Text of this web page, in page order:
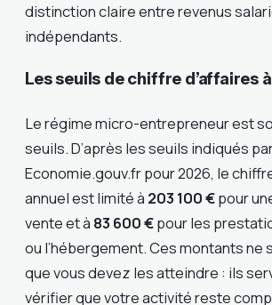
distinction claire entre revenus
indépendants.
Les seuils de chiffre d’affaires
Le régime micro-entrepreneur est
seuils. D’après les seuils indiqués
Economie.gouv.fr pour 2026, le
annuel est limité à 203 100 €pour
vente et à 83 600 €pour les
ou l’hébergement. Ces montants ne
que vous devez les atteindre : ils
vérifier que votre activité reste